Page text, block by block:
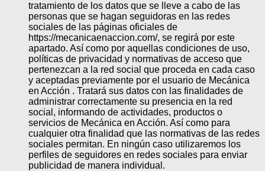
tratamiento de los datos que se lleve a cabo de las
personas que se hagan seguidoras en las redes
sociales de las páginas oficiales de
https://mecanicaenaccion.com/, se regirá por este
apartado. Así como por aquellas condiciones de uso,
políticas de privacidad y normativas de acceso que
pertenezcan a la red social que proceda en cada caso
y aceptadas previamente por el usuario de Mecánica
en Acción . Tratará sus datos con las finalidades de
administrar correctamente su presencia en la red
social, informando de actividades, productos o
servicios de Mecánica en Acción. Así como para
cualquier otra finalidad que las normativas de las redes
sociales permitan. En ningún caso utilizaremos los
perfiles de seguidores en redes sociales para enviar
publicidad de manera individual.